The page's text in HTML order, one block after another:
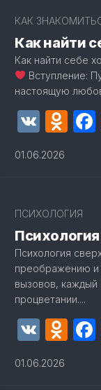
КАК
Как найти
Как найти себе
Вступление:
настоящую
VK
01.06.2026
ПСИХОЛОГИЯ
Психология
преображению и
вызовов, каждый
процветании....
VK
01.06.2026